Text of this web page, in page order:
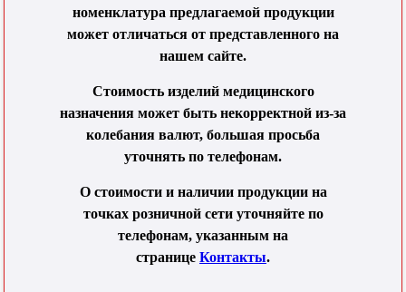
номенклатура предлагаемой продукции
может отличаться от представленного на
нашем сайте.
Стоимость изделий медицинского
назначения может быть некорректной из-за
колебания валют, большая просьба
уточнять по телефонам.
О стоимости и наличии продукции на
точках розничной сети уточняйте по
телефонам, указанным на
странице Контакты.